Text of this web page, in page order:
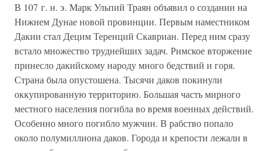
В 107 г. н. э. Марк Ульпий Траян объявил о создании на
Нижнем Дунае новой провинции. Первым наместником
Дакии стал Децим Теренций Скавриан. Перед ним сразу
встало множество труднейших задач. Римское вторжение
принесло дакийскому народу много бедствий и горя.
Страна была опустошена. Тысячи даков покинули
оккупированную территорию. Большая часть мирного
местного населения погибла во время военных действий.
Особенно много погибло мужчин. В рабство попало
около полумиллиона даков. Города и крепости лежали в